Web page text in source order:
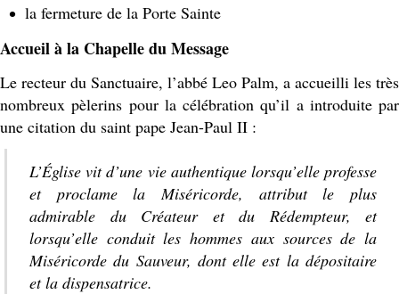
la fermeture de la Porte Sainte
Accueil à la Chapelle du Message
Le recteur du Sanctuaire, l’abbé Leo Palm, a accueilli les très
nombreux pèlerins pour la célébration qu’il a introduite par
une citation du saint pape Jean-Paul II :
L’Église vit d’une vie authentique lorsqu’elle professe
et proclame la Miséricorde, attribut le plus
admirable du Créateur et du Rédempteur, et
lorsqu’elle conduit les hommes aux sources de la
Miséricorde du Sauveur, dont elle est la dépositaire
et la dispensatrice.